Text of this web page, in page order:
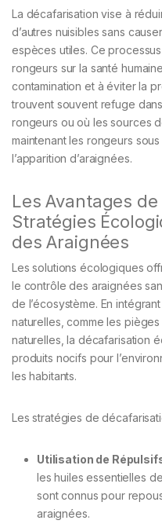
La décafarisation vise à
d’autres nuisibles sans
espèces utiles. Ce
rongeurs sur la santé
contamination et à éviter la
trouvent souvent refuge
rongeurs ou où les sources
maintenant les rongeurs
l’apparition d’araignées.
Les Avantages
Stratégies
des Araignées
Les solutions écologiques
le contrôle des araignées
de l’écosystème. En
naturelles, comme les
naturelles, la décafarisation
produits nocifs pour
les habitants.
Les stratégies de
Utilisation de
les huiles essentielles
sont connus pour
araignées.